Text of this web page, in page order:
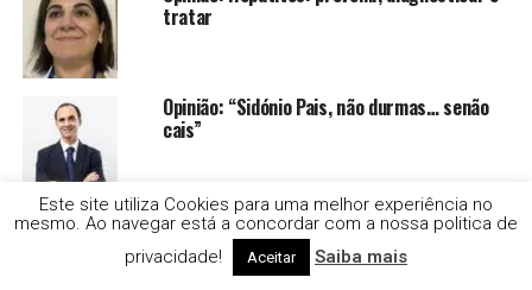
tratar
Opinião: “Sidónio Pais, não durmas… senão
cais”
Fundação Gulbenkian apoiou 21 projetos
entre eles 3 em Alcácer do Sal
Este site utiliza Cookies para uma melhor experiência no
mesmo. Ao navegar está a concordar com a nossa politica de
privacidade!
Aceitar Saiba mais